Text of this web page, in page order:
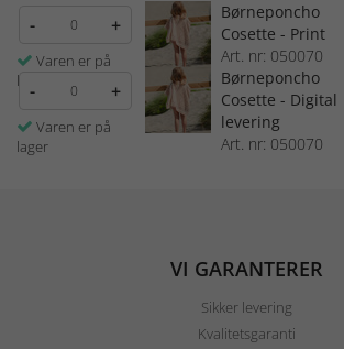
- +
Varen er på
lager
Børneponcho
Cosette - Print
Art. nr: 050070
- +
Varen er på
lager
Børneponcho
Cosette - Digital
levering
Art. nr: 050070
VI GARANTERER
Sikker levering
Kvalitetsgaranti